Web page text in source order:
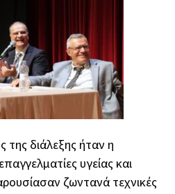
της διάλεξης ήταν η
υγείας και
ζωντανά τεχνικές